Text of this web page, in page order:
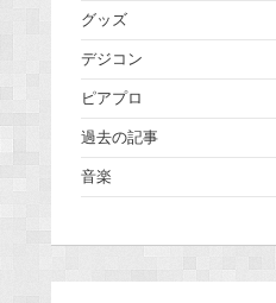
グッズ
デジコン
ピアプロ
過去の記事
音楽